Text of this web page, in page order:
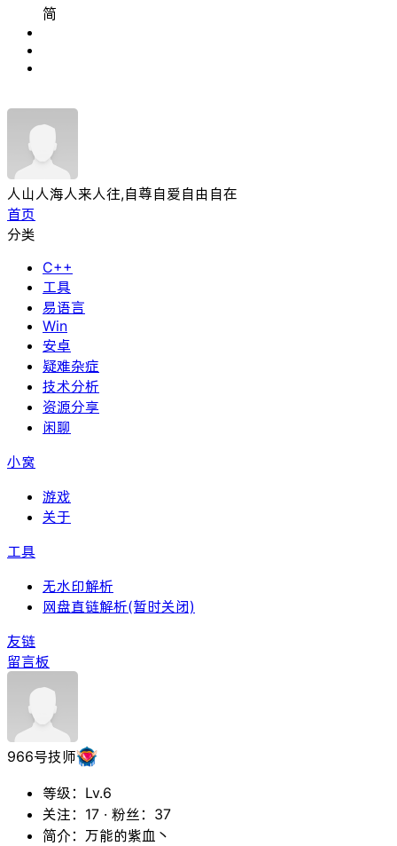
简
人山人海人来人往,自尊自爱自由自在
首页
分类
C++
工具
易语言
Win
安卓
疑难杂症
技术分析
资源分享
闲聊
小窝
游戏
关于
工具
无水印解析
网盘直链解析(暂时关闭)
友链
留言板
966号技师
等级：Lv.6
关注：17 · 粉丝：37
简介：万能的紫血丶